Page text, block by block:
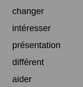
changer
intéresser
présentation
différent
aider